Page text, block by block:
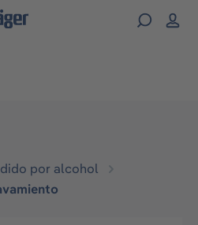
por alcohol